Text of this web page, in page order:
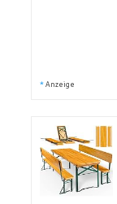
* Anzeige